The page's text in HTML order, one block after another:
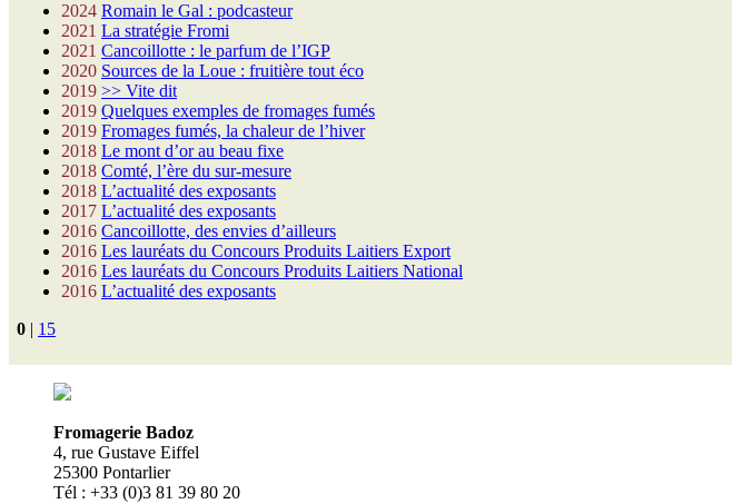
2024 Romain le Gal : podcasteur
2021 La stratégie Fromi
2021 Cancoillotte : le parfum de l’IGP
2020 Sources de la Loue : fruitière tout éco
2019 >> Vite dit
2019 Quelques exemples de fromages fumés
2019 Fromages fumés, la chaleur de l’hiver
2018 Le mont d’or au beau fixe
2018 Comté, l’ère du sur-mesure
2018 L’actualité des exposants
2017 L’actualité des exposants
2016 Cancoillotte, des envies d’ailleurs
2016 Les lauréats du Concours Produits Laitiers Export
2016 Les lauréats du Concours Produits Laitiers National
2016 L’actualité des exposants
0 | 15
Fromagerie Badoz
4, rue Gustave Eiffel
25300 Pontarlier
Tél : +33 (0)3 81 39 80 20